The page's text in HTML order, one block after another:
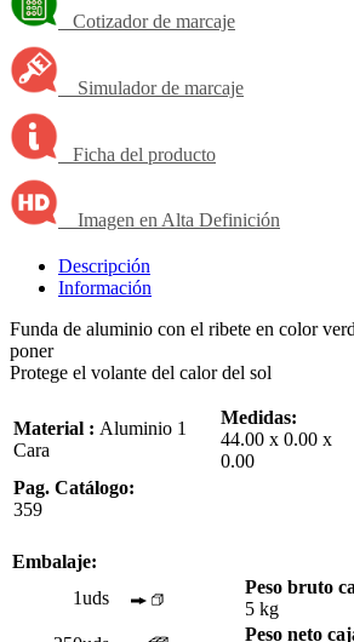
Cotizador de marcaje
Simulador de marcaje
Ficha del producto
Imagen en Alta Definición
Descripción
Información
Funda de aluminio con el ribete en color
poner
Protege el volante del calor del sol
Material : Aluminio 1
Cara
Medidas:
44.00 x 0.00 x
0.00
Pag. Catálogo:
359
Embalaje:
1uds
Peso bruto
5 kg
Peso neto